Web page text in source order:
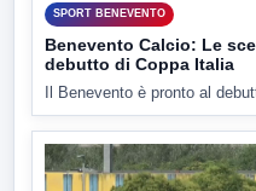
SPORT BENEVENTO
Benevento Calcio: Le
debutto di Coppa Italia
Il Benevento è pronto al